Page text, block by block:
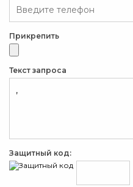
Прикрепить
Текст запроса
Защитный код: